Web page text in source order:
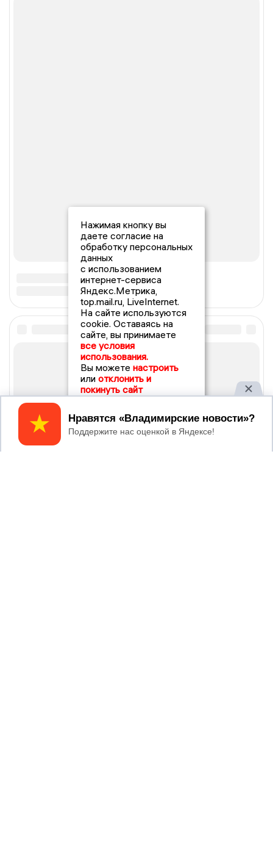
Нажимая кнопку вы
даете согласие на
обработку персональных
данных
с использованием
интернет-сервиса
Яндекс.Метрика,
top.mail.ru, LiveInternet.
На сайте используются
cookie. Оставаясь на
сайте, вы принимаете
все условия
использования.
Вы можете настроить
или отклонить и
покинуть сайт
Принять